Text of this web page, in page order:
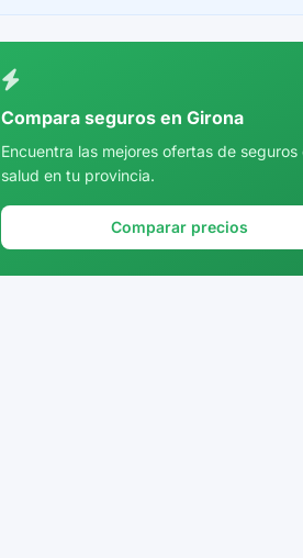
Córdoba
Cuenca
Girona
Compara seguros en Girona
Encuentra las mejores ofertas de seguros
salud en tu provincia.
Comparar precios